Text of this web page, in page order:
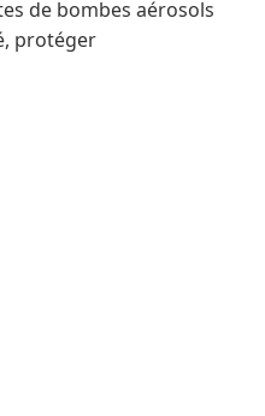
de bombes aérosols
protéger